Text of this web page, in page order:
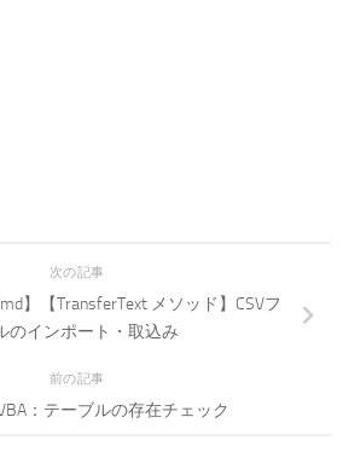
次の記事
】【TransferText メソッド】CSVフ
のインポート・取込み
前の記事
：テーブルの存在チェック